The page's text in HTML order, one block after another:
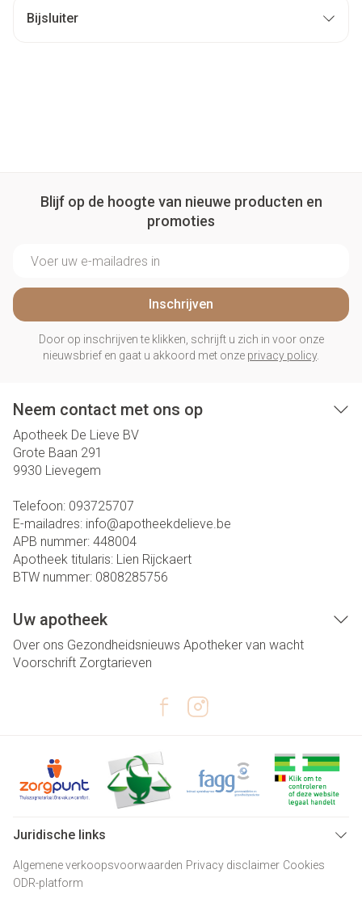
Bijsluiter
Blijf op de hoogte van nieuwe producten en
promoties
Inschrijven
Door op inschrijven te klikken, schrijft u zich in voor onze
nieuwsbrief en gaat u akkoord met onze privacy policy.
Neem contact met ons op
Apotheek De Lieve BV
Grote Baan 291
9930 Lievegem
Telefoon: 093725707
E-mailadres: info@apotheekdelieve.be
APB nummer: 448004
Apotheek titularis: Lien Rijckaert
BTW nummer: 0808285756
Uw apotheek
Over ons Gezondheidsnieuws Apotheker van wacht
Voorschrift Zorgtarieven
Juridische links
Algemene verkoopsvoorwaarden Privacy disclaimer Cookies
ODR-platform